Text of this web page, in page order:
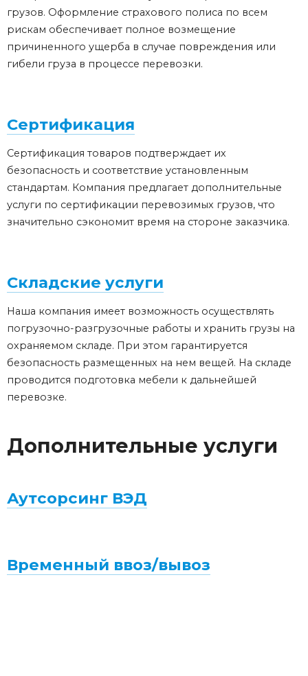
грузов. Оформление страхового полиса по всем
рискам обеспечивает полное возмещение
причиненного ущерба в случае повреждения или
гибели груза в процессе перевозки.
Сертификация
Сертификация товаров подтверждает их
безопасность и соответствие установленным
стандартам. Компания предлагает дополнительные
услуги по сертификации перевозимых грузов, что
значительно сэкономит время на стороне заказчика.
Складские услуги
Наша компания имеет возможность осуществлять
погрузочно-разгрузочные работы и хранить грузы на
охраняемом складе. При этом гарантируется
безопасность размещенных на нем вещей. На складе
проводится подготовка мебели к дальнейшей
перевозке.
Дополнительные услуги
Аутсорсинг ВЭД
Временный ввоз/вывоз